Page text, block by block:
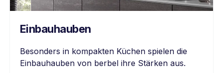
Einbauhauben
Besonders in kompakten Küchen spielen die
Einbauhauben von berbel ihre Stärken aus.